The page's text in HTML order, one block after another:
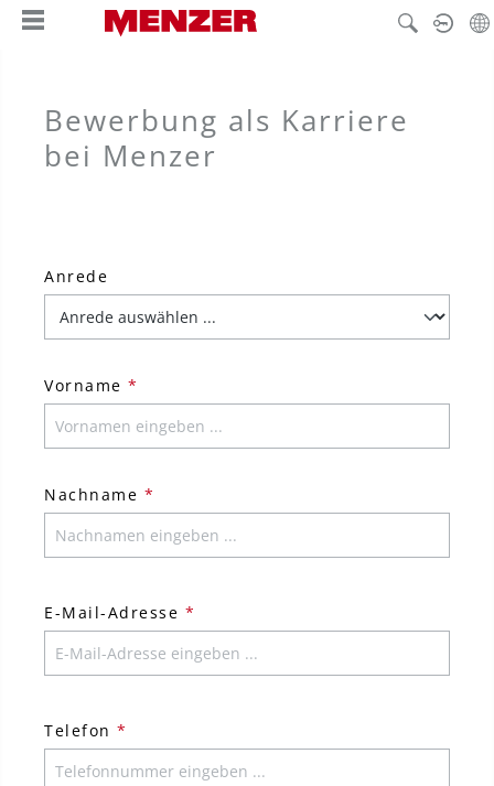
springen
Bewerbung als Karriere
bei Menzer
Anrede
Vorname *
Nachname *
E-Mail-Adresse *
Telefon *